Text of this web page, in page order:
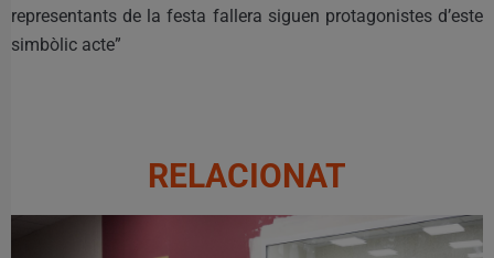
representants de la festa fallera siguen protagonistes d’este
simbòlic acte”
RELACIONAT